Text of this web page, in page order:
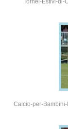
Tornei-Estivi-di-
Calcio-per-